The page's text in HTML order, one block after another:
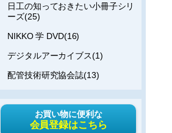
日工の知っておきたい小冊子シリ
ーズ(25)
NIKKO 学 DVD(16)
デジタルアーカイブス(1)
配管技術研究協会誌(13)
お買い物に便利な
会員登録はこちら